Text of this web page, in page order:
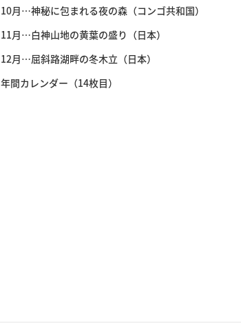
10月…神秘に包まれる夜の森（コンゴ共和国）
11月…白神山地の黄葉の盛り（日本）
12月…屈斜路湖畔の冬木立（日本）
年間カレンダー（14枚目）